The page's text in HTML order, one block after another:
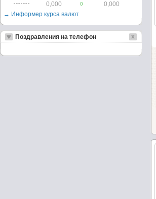
0,000
0
0,000
→ Информер курса валют
Поздравления на телефон